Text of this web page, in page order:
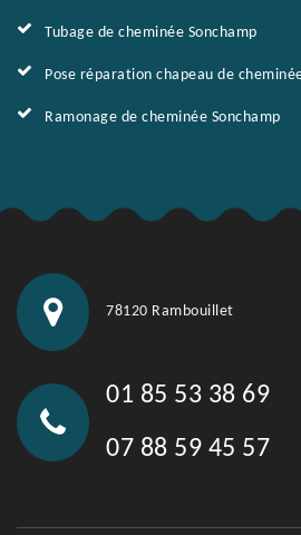
Tubage de cheminée Sonchamp
Pose réparation chapeau de
Ramonage de cheminée Sonchamp
78120 Rambouillet
01 85 53 38 69
07 88 59 45 57